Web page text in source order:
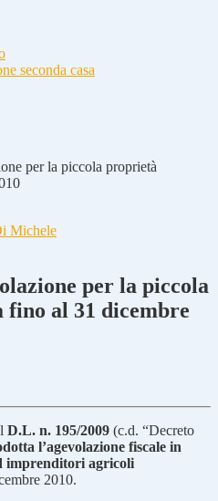
seconda casa
per la piccola proprietà
Michele
per la piccola
al 31 dicembre
D.L. n. 195/2009 (c.d. “Decreto
l’agevolazione fiscale in
imprenditori agricoli
2010.